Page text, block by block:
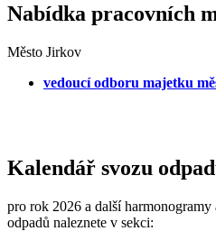
Nabídka pracovních
Město Jirkov
vedoucí odboru majetku
Kalendář svozu
pro rok 2026 a další
odpadů naleznete v sekci: